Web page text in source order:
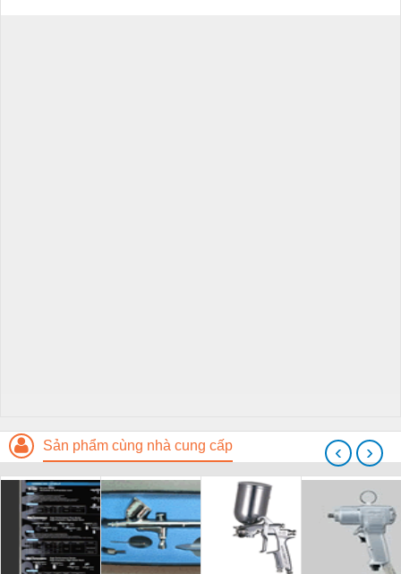
Sản phẩm cùng nhà cung cấp ‹ ›